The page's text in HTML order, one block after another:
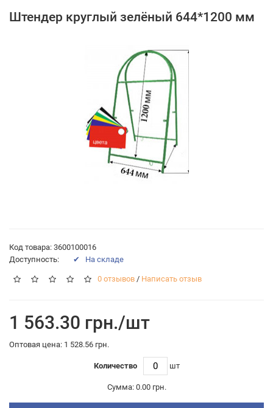
Штендер круглый зелёный 644*1200 мм
Код товара: 3600100016
Доступность:
✔ На складе
0 отзывов / Написать отзыв
1 563.30 грн./шт
Оптовая цена: 1 528.56 грн.
Количество шт
Сумма: 0.00 грн.